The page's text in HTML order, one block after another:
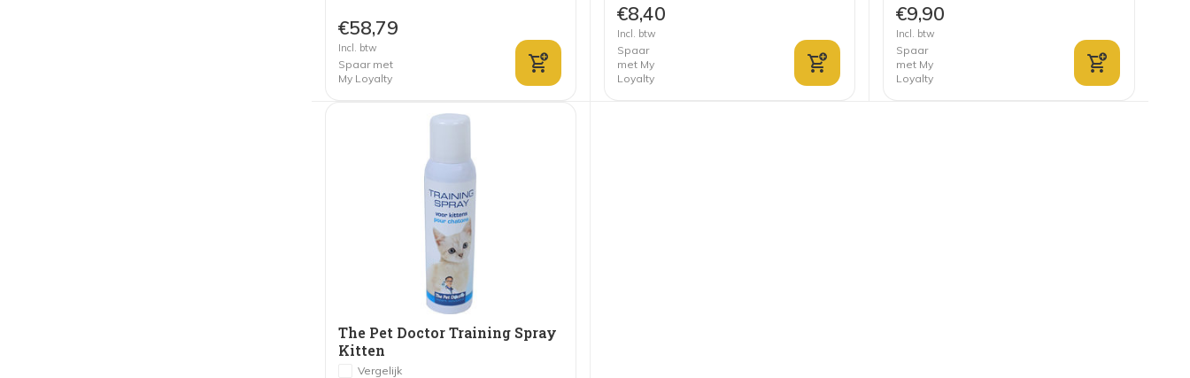
€58,79
Incl. btw
Spaar met
My Loyalty
€8,40
Incl. btw
Spaar
met My
Loyalty
€9,90
Incl. btw
Spaar
met My
Loyalty
The Pet Doctor Training Spray
Kitten
Vergelijk